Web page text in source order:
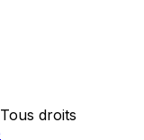
droits